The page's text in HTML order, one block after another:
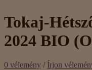
Tokaj-
2024 BIO
0 vélemény / Írjon